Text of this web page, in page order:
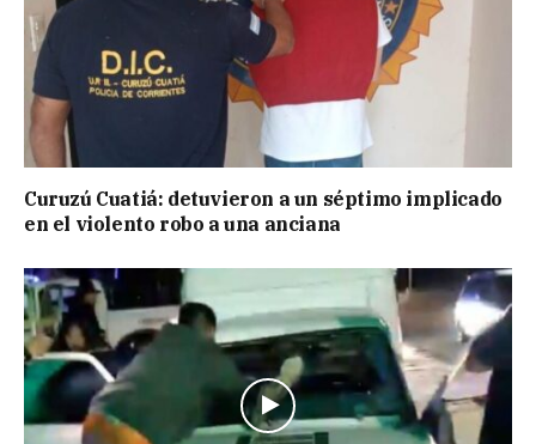
Curuzú Cuatiá: detuvieron a un séptimo implicado
en el violento robo a una anciana